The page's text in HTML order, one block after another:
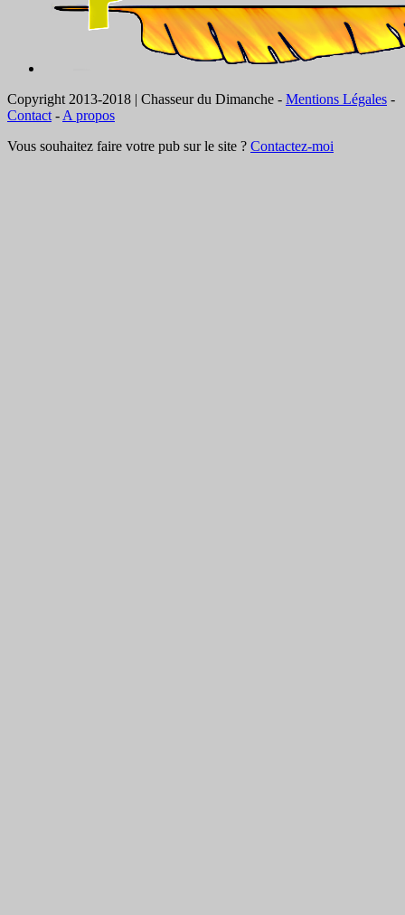
Copyright 2013-2018 | Chasseur du Dimanche - Mentions Légales -
Contact - A propos
Vous souhaitez faire votre pub sur le site ? Contactez-moi